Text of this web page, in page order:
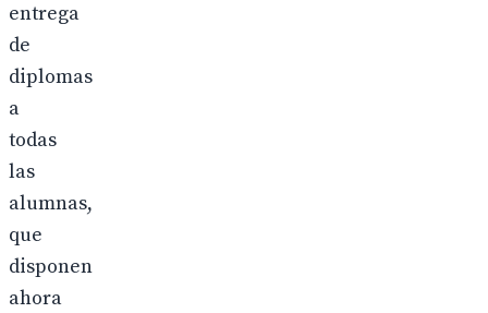
entrega
de
diplomas
a
todas
las
alumnas,
que
disponen
ahora